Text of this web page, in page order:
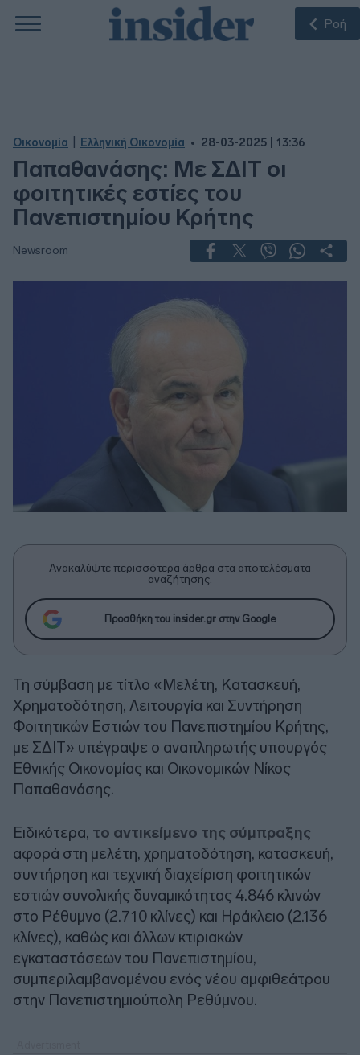
Ροή
Οικονομία Ελληνική Οικονομία 28-03-2025 | 13:36
Παπαθανάσης: Με ΣΔΙΤ οι
φοιτητικές εστίες του
Πανεπιστημίου Κρήτης
Newsroom
Ανακαλύψτε περισσότερα άρθρα στα αποτελέσματα
αναζήτησης.
Προσθήκη του insider.gr στην Google
Τη σύμβαση με τίτλο «Μελέτη, Κατασκευή,
Χρηματοδότηση, Λειτουργία και Συντήρηση
Φοιτητικών Εστιών του Πανεπιστημίου Κρήτης,
με ΣΔΙΤ» υπέγραψε ο αναπληρωτής υπουργός
Εθνικής Οικονομίας και Οικονομικών Νίκος
Παπαθανάσης.
Ειδικότερα, το αντικείμενο της σύμπραξης
αφορά στη μελέτη, χρηματοδότηση, κατασκευή,
συντήρηση και τεχνική διαχείριση φοιτητικών
εστιών συνολικής δυναμικότητας 4.846 κλινών
στο Ρέθυμνο (2.710 κλίνες) και Ηράκλειο (2.136
κλίνες), καθώς και άλλων κτιριακών
εγκαταστάσεων του Πανεπιστημίου,
συμπεριλαμβανομένου ενός νέου αμφιθεάτρου
στην Πανεπιστημιούπολη Ρεθύμνου.